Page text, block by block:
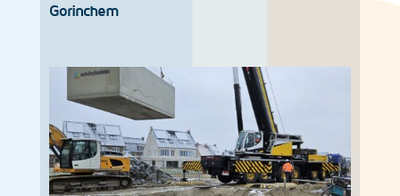
Gorinchem